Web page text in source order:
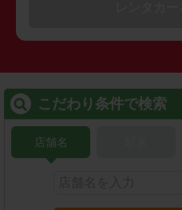
こだわり条件で検索
店舗名